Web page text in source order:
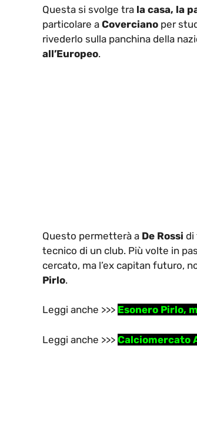
Questa si svolge tra la casa, la
particolare a Coverciano per
rivederlo sulla panchina della
all’Europeo.
Questo permetterà a De Rossi di
tecnico di un club. Più volte in
cercato, ma l’ex capitan futuro,
Pirlo.
Leggi anche >>> Esonero Pirlo,
Leggi anche >>> Calciomercato